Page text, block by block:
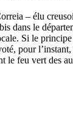
– élu
dans le
Si le
pour
le feu vert des